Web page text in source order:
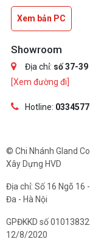
Xem bản PC
Showroom
Địa chỉ: số 37-
[Xem đường đi]
Hotline:
© Chi Nhánh Gland
Xây Dựng HVD
Địa chỉ: Số 16 Ngõ 16
Đa - Hà Nội
GPĐKKD số
12/8/2020